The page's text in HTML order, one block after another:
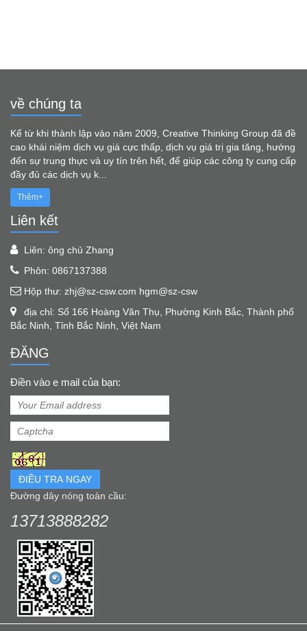
về chúng ta
Kể từ khi thành lập vào năm 2009, Creative Thinking Group đã đề
cao khái niệm dịch vụ giá cực thấp, dịch vụ giá trị gia tăng, hướng
đến sự trung thực và uy tín trên hết, để giúp các công ty cung cấp
đầy đủ các dịch vụ k...
Thêm+
Liên kết
Liên: ông chủ Zhang
Phôn: 0867137388
Hộp thư: zhj@sz-csw.com hgm@sz-csw
địa chỉ: Số 166 Hoàng Văn Thụ, Phường Kinh Bắc, Thành phố
Bắc Ninh, Tỉnh Bắc Ninh, Việt Nam
ĐĂNG
Điền vào e mail của bạn:
ĐIỀU TRA NGAY
Đường dây nóng toàn cầu:
13713888282